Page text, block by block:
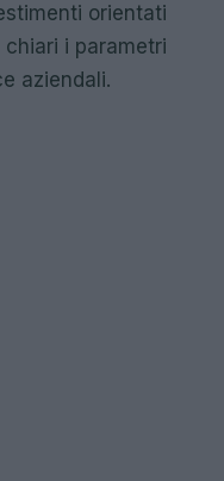
orientati
i parametri
aziendali.